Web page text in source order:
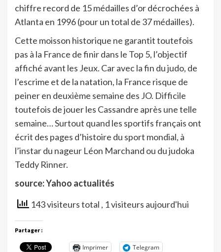
chiffre record de 15 médailles d’or décrochées à
Atlanta en 1996 (pour un total de 37 médailles).
Cette moisson historique ne garantit toutefois
pas à la France de finir dans le Top 5, l’objectif
affiché avant les Jeux. Car avec la fin du judo, de
l’escrime et de la natation, la France risque de
peiner en deuxième semaine des JO. Difficile
toutefois de jouer les Cassandre après une telle
semaine… Surtout quand les sportifs français ont
écrit des pages d’histoire du sport mondial, à
l’instar du nageur Léon Marchand ou du judoka
Teddy Rinner.
source: Yahoo actualités
143 visiteurs total , 1 visiteurs aujourd'hui
Partager :
Imprimer
Telegram